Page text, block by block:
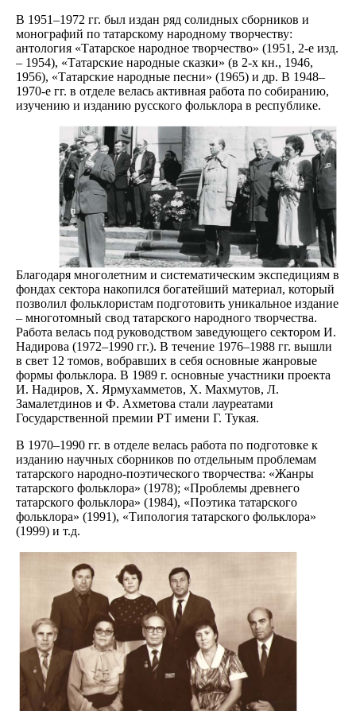
В 1951–1972 гг. был издан ряд солидных сборников и
монографий по татарскому народному творчеству:
антология «Татарское народное творчество» (1951, 2-е изд.
– 1954), «Татарские народные сказки» (в 2-х кн., 1946,
1956), «Татарские народные песни» (1965) и др. В 1948–
1970-е гг. в отделе велась активная работа по собиранию,
изучению и изданию русского фольклора в республике.
Благодаря многолетним и систематическим экспедициям в
фондах сектора накопился богатейший материал, который
позволил фольклористам подготовить уникальное издание
– многотомный свод татарского народного творчества.
Работа велась под руководством заведующего сектором И.
Надирова (1972–1990 гг.). В течение 1976–1988 гг. вышли
в свет 12 томов, вобравших в себя основные жанровые
формы фольклора. В 1989 г. основные участники проекта
И. Надиров, X. Ярмухамметов, X. Махмутов, Л.
Замалетдинов и Ф. Ахметова стали лауреатами
Государственной премии РТ имени Г. Тукая.
В 1970–1990 гг. в отделе велась работа по подготовке к
изданию научных сборников по отдельным проблемам
татарского народно-поэтического творчества: «Жанры
татарского фольклора» (1978); «Проблемы древнего
татарского фольклора» (1984), «Поэтика татарского
фольклора» (1991), «Типология татарского фольклора»
(1999) и т.д.